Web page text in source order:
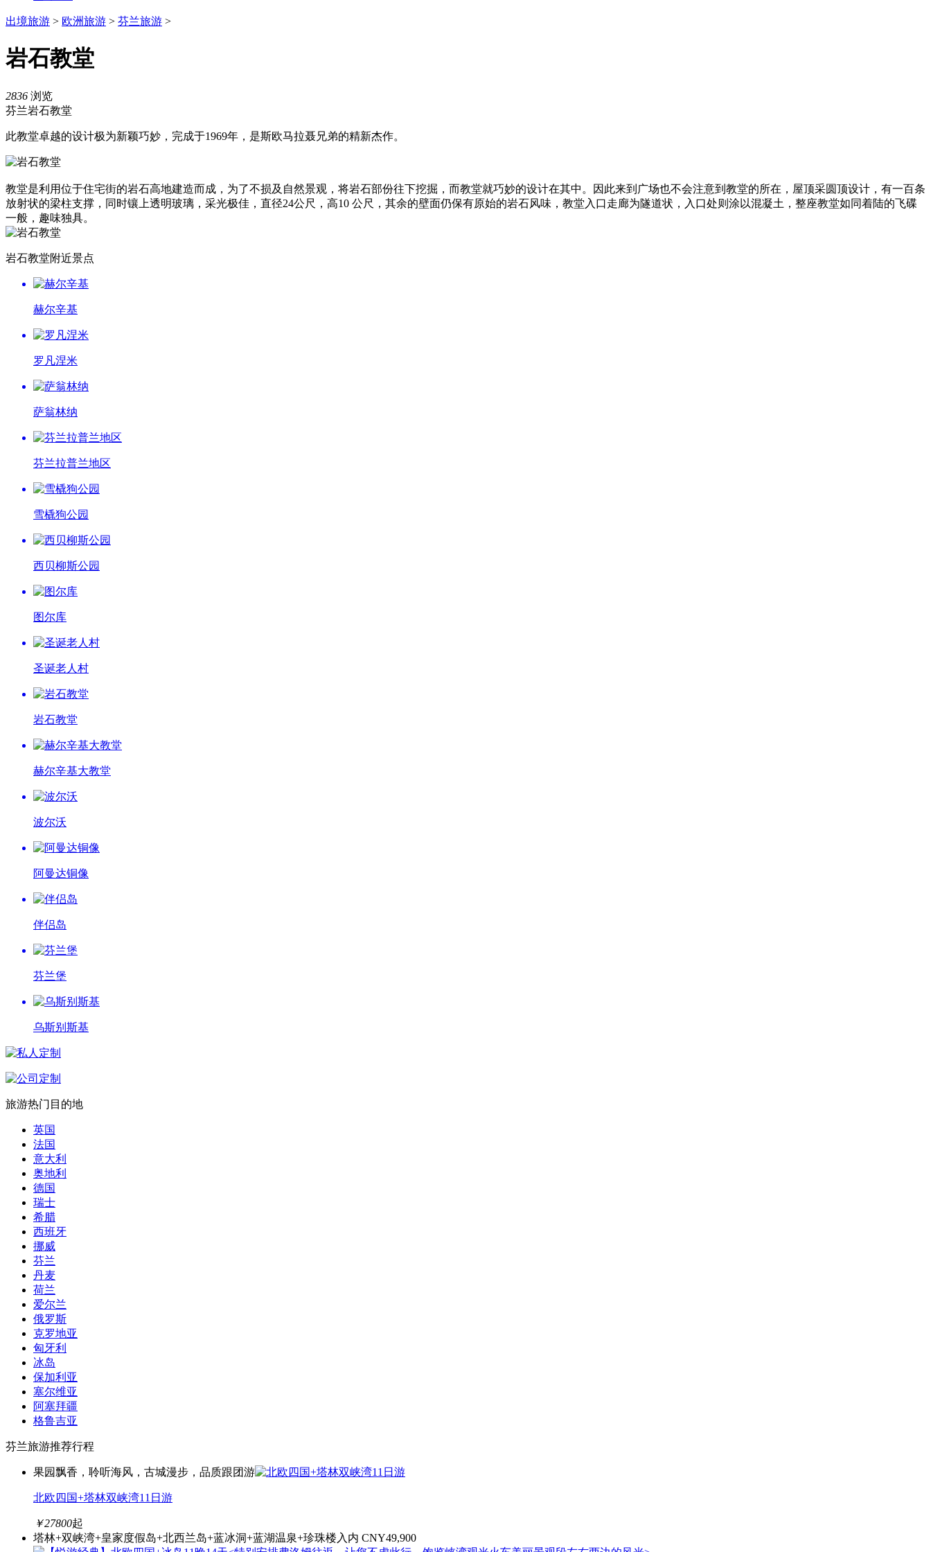
出境旅游 > 欧洲旅游 > 芬兰旅游 >
岩石教堂
2836 浏览
芬兰岩石教堂
此教堂卓越的设计极为新颖巧妙，完成于1969年，是斯欧马拉聂兄弟的精新杰作。
教堂是利用位于住宅街的岩石高地建造而成，为了不损及自然景观，将岩石部份往下挖掘，而教堂就巧妙的设计在其中。因此来到广场也不会注意到教堂的所在，屋顶采圆顶设计，有一百条
放射状的梁柱支撑，同时镶上透明玻璃，采光极佳，直径24公尺，高10 公尺，其余的壁面仍保有原始的岩石风味，教堂入口走廊为隧道状，入口处则涂以混凝土，整座教堂如同着陆的飞碟
一般，趣味独具。
岩石教堂附近景点
赫尔辛基
罗凡涅米
萨翁林纳
芬兰拉普兰地区
雪橇狗公园
西贝柳斯公园
图尔库
圣诞老人村
岩石教堂
赫尔辛基大教堂
波尔沃
阿曼达铜像
伴侣岛
芬兰堡
乌斯别斯基
旅游热门目的地
英国
法国
意大利
奥地利
德国
瑞士
希腊
西班牙
挪威
芬兰
丹麦
荷兰
爱尔兰
俄罗斯
克罗地亚
匈牙利
冰岛
保加利亚
塞尔维亚
阿塞拜疆
格鲁吉亚
芬兰旅游推荐行程
果园飘香，聆听海风，古城漫步，品质跟团游
北欧四国+塔林双峡湾11日游
￥27800起
塔林+双峡湾+皇家度假岛+北西兰岛+蓝冰洞+蓝湖温泉+珍珠楼入内 CNY49,900